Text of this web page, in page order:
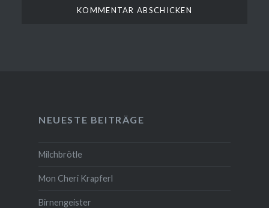
NEUESTE BEITRÄGE
Milchbrötle
Mon Cheri Krapferl
Birnengeister